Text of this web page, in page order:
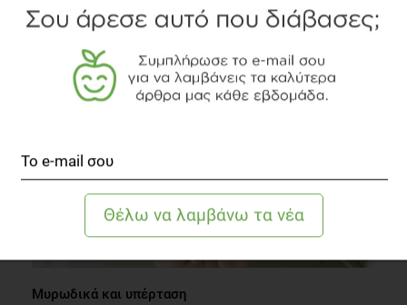
Διατροφή
2 λεπτά να διαβαστεί
Μυρωδικά και υπέρταση